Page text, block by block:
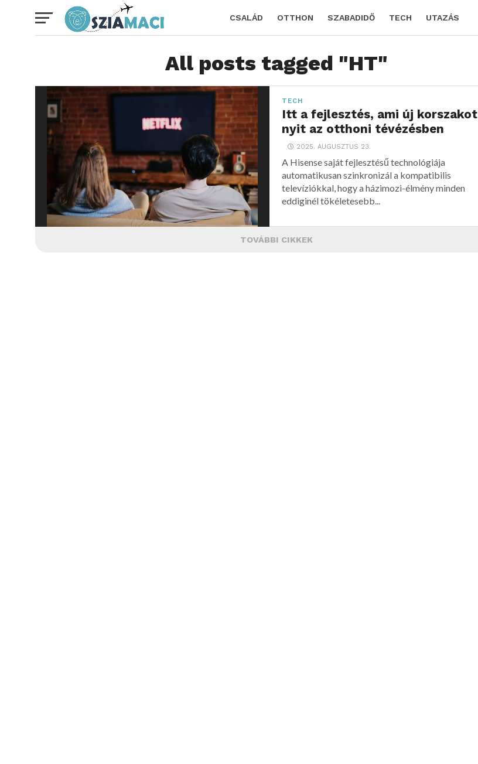
CSALÁD OTTHON SZABADIDŐ TECH UTAZÁS
All posts tagged "HT"
TECH
Itt a fejlesztés, ami új korszakot
nyit az otthoni tévézésben
2025. AUGUSZTUS 23.
A Hisense saját fejlesztésű technológiája
automatikusan szinkronizál a kompatibilis
televíziókkal, hogy a házimozi-élmény minden
eddiginél tökéletesebb...
TOVÁBBI CIKKEK